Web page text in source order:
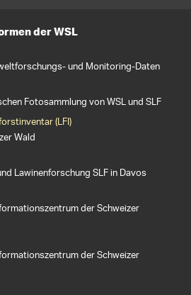
der WSL
und Monitoring-Daten
Fotosammlung von WSL und SLF
(LFI)
Wald
Lawinenforschung SLF in Davos
der Schweizer
der Schweizer